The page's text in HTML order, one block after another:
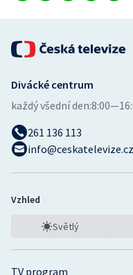
TV program
Divácké centrum
každý všední den:
261 136 113
info@ceskatelevize.cz
Vzhled
Světlý